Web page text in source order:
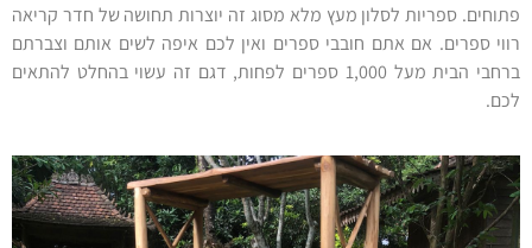
פתוחים. ספריות לסלון מעץ מלא מסוג זה יוצרות תחושה של חדר קריאה
רווי ספרים. אם אתם חובבי ספרים ואין לכם איפה לשים אותם וצברתם
ברחבי הבית מעל 1,000 ספרים לפחות, דגם זה עשוי בהחלט להתאים
לכם.